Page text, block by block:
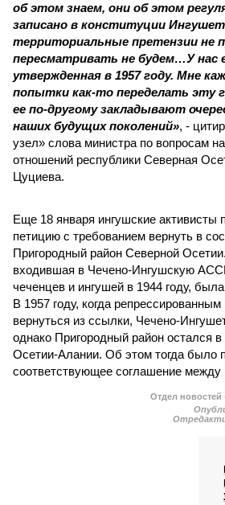
об этом знаем, они об этом
записано в конституции
территориальные претензии не
пересматривать не будем…У нас
утвержденная в 1957 году. Мне
попытки как-то переделать эту
ее по-другому закладывают
наших будущих поколений», -
узел» слова министра по вопросам
отношений республики Северная
Цуциева.
Еще 18 января ингушские активисты
петицию с требованием вернуть в
Пригородный район Северной
входившая в Чечено-Ингушскую
чеченцев и ингушей в 1944 году,
В 1957 году, когда
вернуться из ссылки, Чечено-
однако Пригородный район остался
Осетии-Алании. Об этом тогда было
соответствующее соглашение между
Отдел новостей